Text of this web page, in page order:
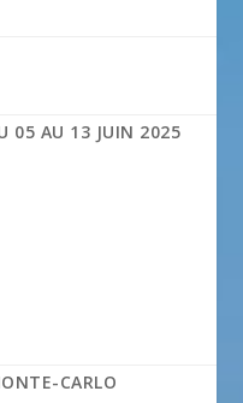
05 AU 13 JUIN 2025
CARLO